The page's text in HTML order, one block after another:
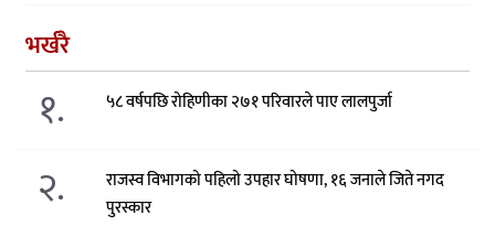
भर्खरै
१. ५८ वर्षपछि रोहिणीका २७१ परिवारले पाए लालपुर्जा
२.
राजस्व विभागको पहिलो उपहार घोषणा, १६ जनाले जिते नगद
पुरस्कार